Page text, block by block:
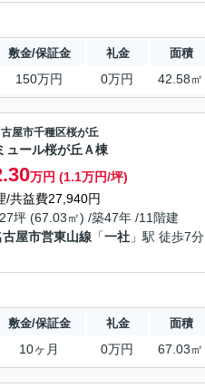
敷金/保証金 礼金 面積
150万円 0万円 42.58㎡
屋市千種区桜が丘
ュール桜が丘Ａ棟
万円 (1.1万円/坪)
/共益費27,940円
坪 (67.03㎡) /築47年 /11階建
古屋市営東山線 「一社 」駅 徒歩7分
敷金/保証金 礼金 面積
10ヶ月 0万円 67.03㎡